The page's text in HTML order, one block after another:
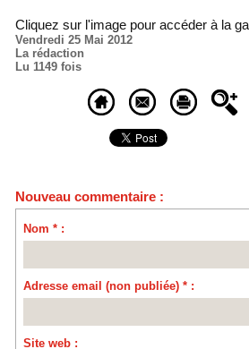
Cliquez sur l'image pour accéder à la
Vendredi 25 Mai 2012
La rédaction
Lu 1149 fois
Nouveau commentaire :
Nom * :
Adresse email (non publiée) * :
Site web :